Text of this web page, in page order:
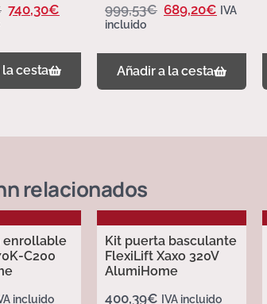
740,30€
la cesta
999,53€ 689,20€ IVA
incluido
Añadir a la cesta
relacionados
enrollable
C200
incluido
Kit puerta basculante
FlexiLift Xaxo 320V
AlumiHome
400,39€ IVA incluido